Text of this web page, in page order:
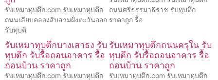
รับเหมาทุบตึก.com รับเหมาทุบตึก
ถนนเลียบคลองสิบสามฝั่งตะวันออก
รับทุบตึ
ถนนศรีธรรมาธิราช รับทุบตึก
ราคาถูก รื้อ
รับเหมาทุบตึกบางเสาธง รับ
ทุบตึก รับรื้อถอนอาคาร รื้อ
ถอนบ้าน ราคาถูก
รับเหมาทุบตึก.com รับเหมาทุบตึก
รับเหมาทุบตึกถนนครุใน รับ
ทุบตึก รับรื้อถอนอาคาร รื้อ
ถอนบ้าน ราคาถูก
รับเหมาทุบตึก.com รับเหมาทุบตึก